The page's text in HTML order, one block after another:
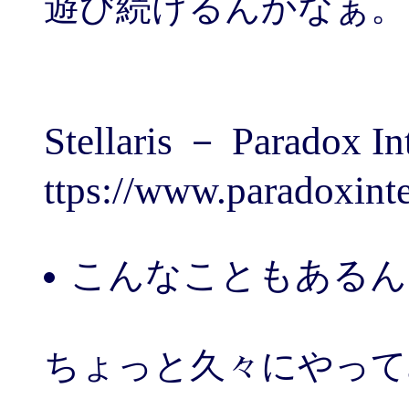
Stellaris － Paradox
ttps://
こんなこともある
ちょっと久々にやっ